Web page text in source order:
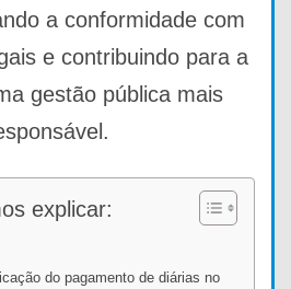
a conformidade com
e contribuindo para a
gestão pública mais
explicar:
do pagamento de diárias no